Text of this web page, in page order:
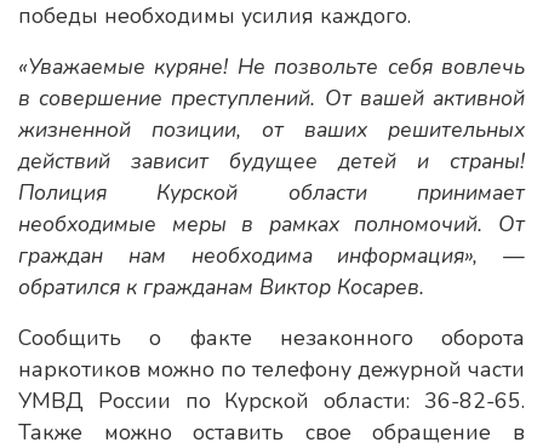
победы необходимы усилия каждого.
«Уважаемые куряне! Не позвольте себя вовлечь
в совершение преступлений. От вашей активной
жизненной позиции, от ваших решительных
действий зависит будущее детей и страны!
Полиция Курской области принимает
необходимые меры в рамках полномочий. От
граждан нам необходима информация», —
обратился к гражданам Виктор Косарев.
Сообщить о факте незаконного оборота
наркотиков можно по телефону дежурной части
УМВД России по Курской области: 36-82-65.
Также можно оставить свое обращение в